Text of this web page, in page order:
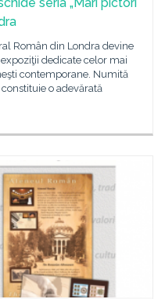
Român din Londra devine
dedicate celor mai
contemporane. Numită
o adevărată